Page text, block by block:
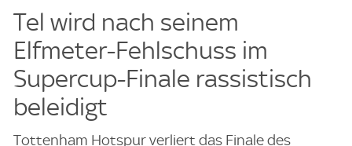
Tel wird nach seinem
Elfmeter-Fehlschuss im
Supercup-Finale rassistisch
beleidigt
Tottenham Hotspur verliert das Finale des